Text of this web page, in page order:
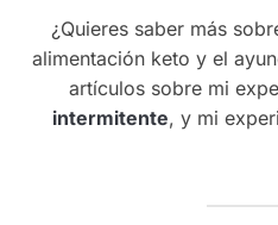
¿Quieres saber más
alimentación keto y el
artículos sobre mi
intermitente, y mi